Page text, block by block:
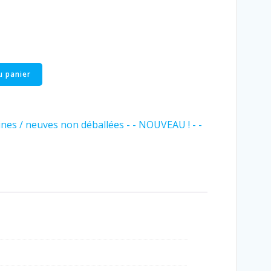
panier
/ neuves non déballées - - NOUVEAU ! - -